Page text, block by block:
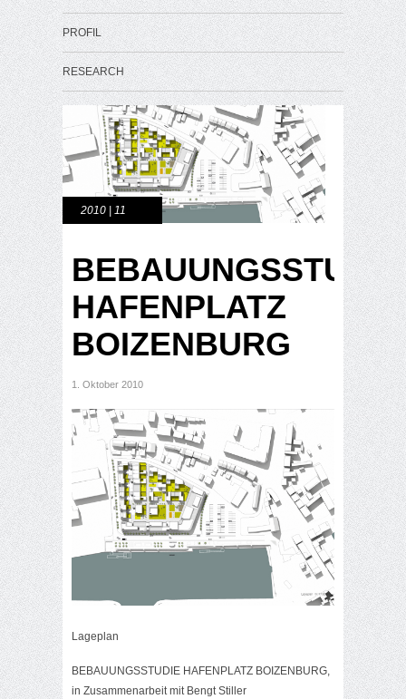
PROFIL
RESEARCH
2010 | 11
BEBAUUNGSSTUDIE
HAFENPLATZ
BOIZENBURG
1. Oktober 2010
Lageplan
BEBAUUNGSSTUDIE HAFENPLATZ BOIZENBURG,
in Zusammenarbeit mit Bengt Stiller